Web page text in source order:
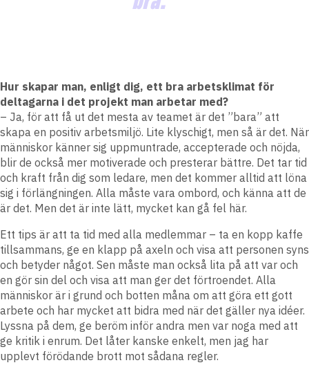
Hur skapar man, enligt dig, ett bra arbetsklimat för
deltagarna i det projekt man arbetar med?
– Ja, för att få ut det mesta av teamet är det ”bara” att
skapa en positiv arbetsmiljö. Lite klyschigt, men så är det. När
människor känner sig uppmuntrade, accepterade och nöjda,
blir de också mer motiverade och presterar bättre. Det tar tid
och kraft från dig som ledare, men det kommer alltid att löna
sig i förlängningen. Alla måste vara ombord, och känna att de
är det. Men det är inte lätt, mycket kan gå fel här.
Ett tips är att ta tid med alla medlemmar – ta en kopp kaffe
tillsammans, ge en klapp på axeln och visa att personen syns
och betyder något. Sen måste man också lita på att var och
en gör sin del och visa att man ger det förtroendet. Alla
människor är i grund och botten måna om att göra ett gott
arbete och har mycket att bidra med när det gäller nya idéer.
Lyssna på dem, ge beröm inför andra men var noga med att
ge kritik i enrum. Det låter kanske enkelt, men jag har
upplevt förödande brott mot sådana regler.